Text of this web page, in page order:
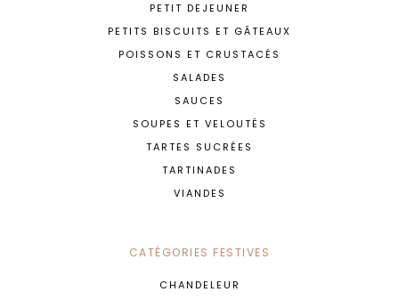
PETIT DEJEUNER
PETITS BISCUITS ET GÂTEAUX
POISSONS ET CRUSTACÉS
SALADES
SAUCES
SOUPES ET VELOUTÉS
TARTES SUCRÉES
TARTINADES
VIANDES
CATÉGORIES FESTIVES
CHANDELEUR